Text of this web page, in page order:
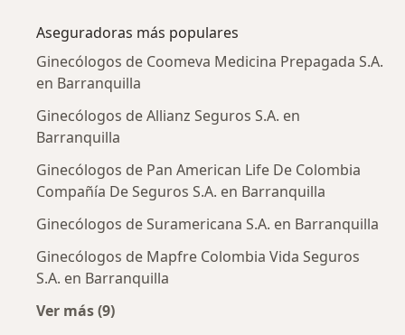
Aseguradoras más populares
Ginecólogos de Coomeva Medicina Prepagada S.A.
en Barranquilla
Ginecólogos de Allianz Seguros S.A. en
Barranquilla
Ginecólogos de Pan American Life De Colombia
Compañía De Seguros S.A. en Barranquilla
Ginecólogos de Suramericana S.A. en Barranquilla
Ginecólogos de Mapfre Colombia Vida Seguros
S.A. en Barranquilla
Ver más (9)